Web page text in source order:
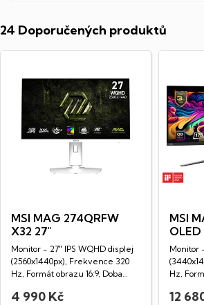
24 Doporučených produktů
MSI MAG 274QRFW
X32 27"
Monitor - 27" IPS WQHD displej
(2560x1440px), Frekvence 320
Hz, Formát obrazu 16:9, Doba
4 990 Kč
MSI
OLED
Monitor
Hz,
12